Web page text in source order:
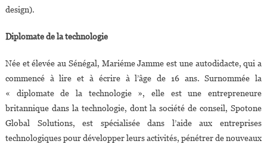
design).
Diplomate de la technologie
Née et élevée au Sénégal, Mariéme Jamme est une autodidacte, qui a
commencé à lire et à écrire à l’âge de 16 ans. Surnommée la
« diplomate de la technologie », elle est une entrepreneure
britannique dans la technologie, dont la société de conseil, Spotone
Global Solutions, est spécialisée dans l’aide aux entreprises
technologiques pour développer leurs activités, pénétrer de nouveaux